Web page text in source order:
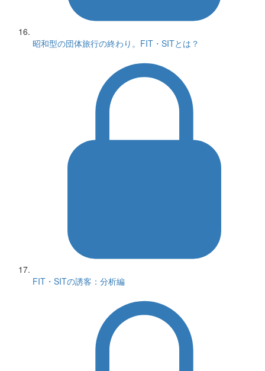
昭和型の団体旅行の終わり。FIT・SITとは？
FIT・SITの誘客：分析編